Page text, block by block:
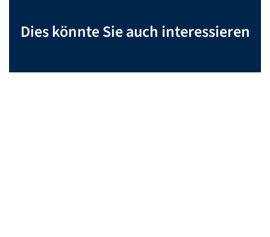
Dies könnte Sie auch interessieren